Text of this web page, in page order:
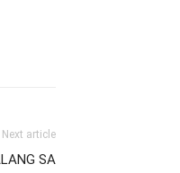
Next article
SA